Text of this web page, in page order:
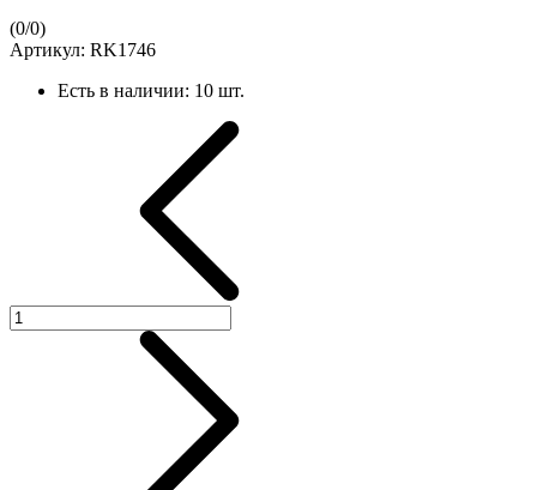
(0/0)
Артикул: RK1746
Есть в наличии: 10 шт.